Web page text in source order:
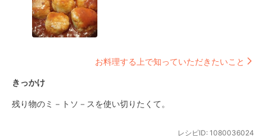
お料理する上で知っていただきたいこと
きっかけ
残り物のミ－トソ－スを使い切りたくて。
レシピID: 1080036024